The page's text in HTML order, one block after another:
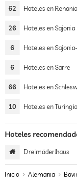
62 Hoteles en
26 Hoteles en Sajonia
6 Hoteles en
6 Hoteles en Sarre
66 Hoteles en
10 Hoteles en Turingia
Hoteles
Dreimäderlhaus
Inicio Alemania